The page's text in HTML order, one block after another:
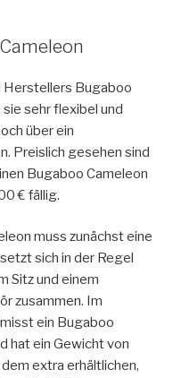
Herstellers Bugaboo
sehr flexibel und
über ein
Preislich gesehen sind
Bugaboo Cameleon
€ fällig.
muss zunächst eine
sich in der Regel
Sitz und einem
zusammen. Im
ein Bugaboo
hat ein Gewicht von
extra erhältlichen,